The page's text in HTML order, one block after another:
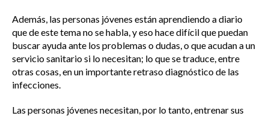
Además, las personas jóvenes están aprendiendo a diario
que de este tema no se habla, y eso hace difícil que puedan
buscar ayuda ante los problemas o dudas, o que acudan a un
servicio sanitario si lo necesitan; lo que se traduce, entre
otras cosas, en un importante retraso diagnóstico de las
infecciones.
Las personas jóvenes necesitan, por lo tanto, entrenar sus